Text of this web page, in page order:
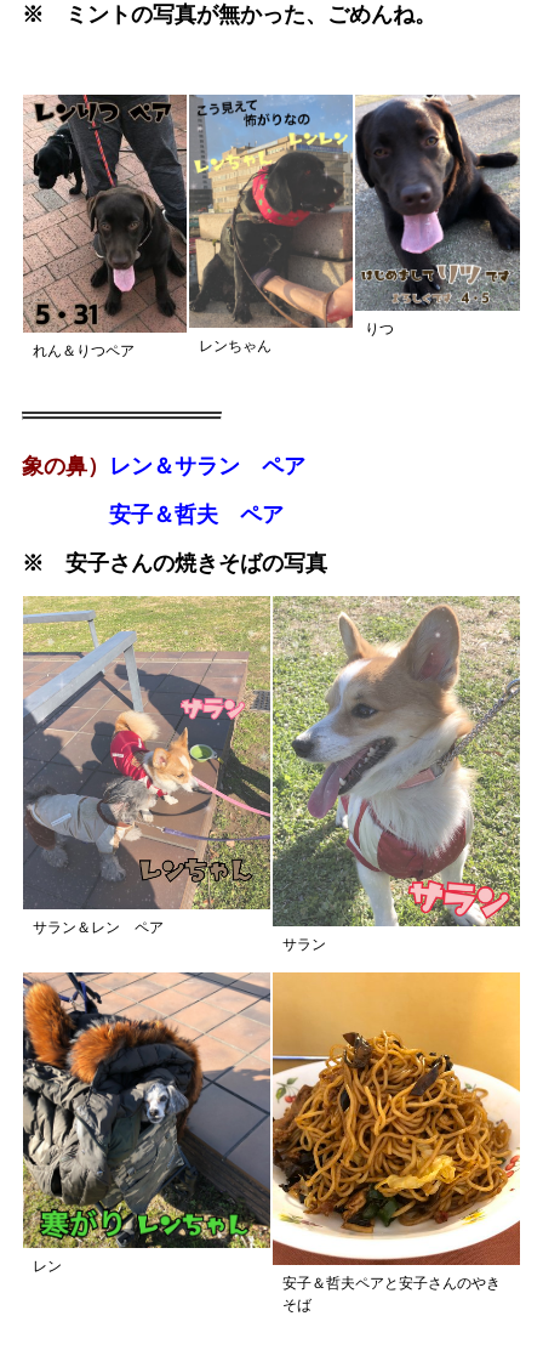
※ ミントの写真が無かった、ごめんね。
れん＆りつペア レンちゃん
りつ
象の鼻） レン＆サラン ペア
安子＆哲夫 ペア
※ 安子さんの焼きそばの写真
サラン＆レン ペア
サラン
レン
安子＆哲夫ペアと安子さんのやき
そば